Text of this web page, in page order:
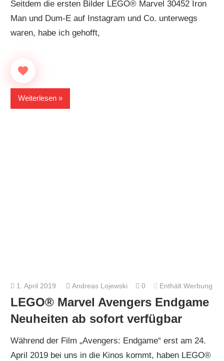
Seitdem die ersten Bilder LEGO® Marvel 30452 Iron
Man und Dum-E auf Instagram und Co. unterwegs
waren, habe ich gehofft,
Weiterlesen
1. April 2019 Andreas Lojewski 0 Enthält Werbung
LEGO® Marvel Avengers Endgame
Neuheiten ab sofort verfügbar
Während der Film „Avengers: Endgame“ erst am 24.
April 2019 bei uns in die Kinos kommt, haben LEGO®